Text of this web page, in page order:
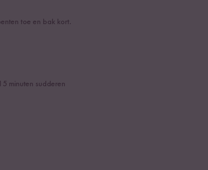
toe en bak kort.
minuten sudderen